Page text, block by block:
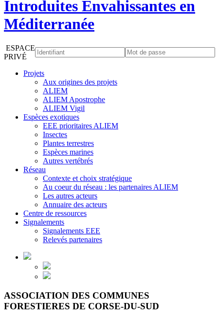
ESPACE
PRIVÉ
Projets
Aux origines des projets
ALIEM
ALIEM Apostrophe
ALIEM Vigil
Espèces exotiques
EEE prioritaires ALIEM
Insectes
Plantes terrestres
Espèces marines
Autres vertébrés
Réseau
Contexte et choix stratégique
Au coeur du réseau : les partenaires ALIEM
Les autres acteurs
Annuaire des acteurs
Centre de ressources
Signalements
Signalements EEE
Relevés partenaires
ASSOCIATION DES COMMUNES
FORESTIERES DE CORSE-DU-SUD